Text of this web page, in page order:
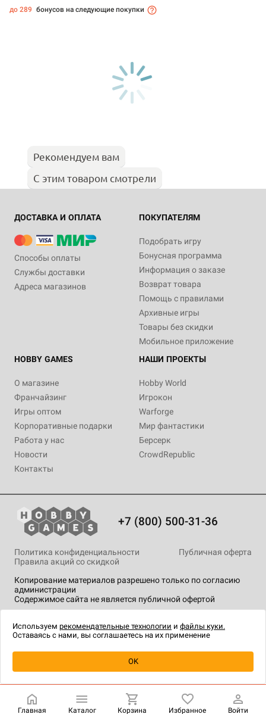
Уведомить о наличии
до 289 бонусов на следующие покупки
Рекомендуем вам
С этим товаром смотрели
ДОСТАВКА И ОПЛАТА
Способы оплаты
Службы доставки
Адреса магазинов
ПОКУПАТЕЛЯМ
Подобрать игру
Бонусная программа
Информация о заказе
Возврат товара
Помощь с правилами
Архивные игры
Товары без скидки
Мобильное приложение
HOBBY GAMES
О магазине
Франчайзинг
Игры оптом
Корпоративные подарки
Работа у нас
Новости
Контакты
НАШИ ПРОЕКТЫ
Hobby World
Игрокон
Warforge
Мир фантастики
Берсерк
CrowdRepublic
+7 (800) 500-31-36
Копирование материалов разрешено только по согласию
администрации
Содержимое сайта не является публичной офертой
Политика конфиденциальности
Публичная оферта
Правила акций со скидкой
технологии.
Главная Каталог Корзина Избранное Войти
Используем рекомендательные технологии и файлы куки.
Оставаясь с нами, вы соглашаетесь на их применение
OK